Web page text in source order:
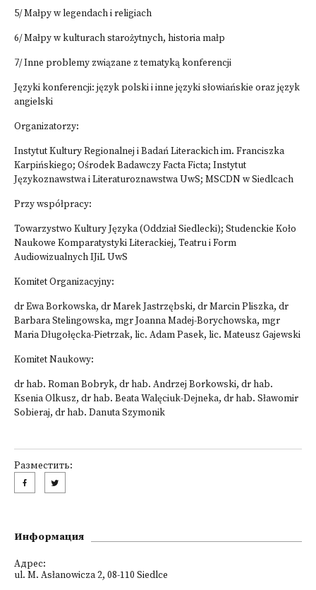
5/ Małpy w legendach i religiach
6/ Małpy w kulturach starożytnych, historia małp
7/ Inne problemy związane z tematyką konferencji
Języki konferencji: język polski i inne języki słowiańskie oraz język
angielski
Organizatorzy:
Instytut Kultury Regionalnej i Badań Literackich im. Franciszka
Karpińskiego; Ośrodek Badawczy Facta Ficta; Instytut
Językoznawstwa i Literaturoznawstwa UwS; MSCDN w Siedlcach
Przy współpracy:
Towarzystwo Kultury Języka (Oddział Siedlecki); Studenckie Koło
Naukowe Komparatystyki Literackiej, Teatru i Form
Audiowizualnych IJiL UwS
Komitet Organizacyjny:
dr Ewa Borkowska, dr Marek Jastrzębski, dr Marcin Pliszka, dr
Barbara Stelingowska, mgr Joanna Madej-Borychowska, mgr
Maria Długołęcka-Pietrzak, lic. Adam Pasek, lic. Mateusz Gajewski
Komitet Naukowy:
dr hab. Roman Bobryk, dr hab. Andrzej Borkowski, dr hab.
Ksenia Olkusz, dr hab. Beata Walęciuk-Dejneka, dr hab. Sławomir
Sobieraj, dr hab. Danuta Szymonik
Разместить:
Информация
Адрес:
ul. M. Asłanowicza 2, 08-110 Siedlce